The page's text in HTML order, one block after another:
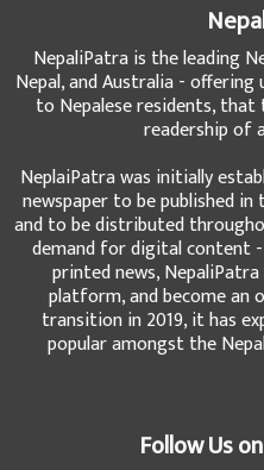
NepaliPatra is the leading
Nepal, and Australia -
to Nepalese residents,
readership of
NeplaiPatra was initially
newspaper to be published
and to be distributed
demand for digital content
printed news,
platform, and become an
transition in 2019, it has
popular amongst the
Follow Us